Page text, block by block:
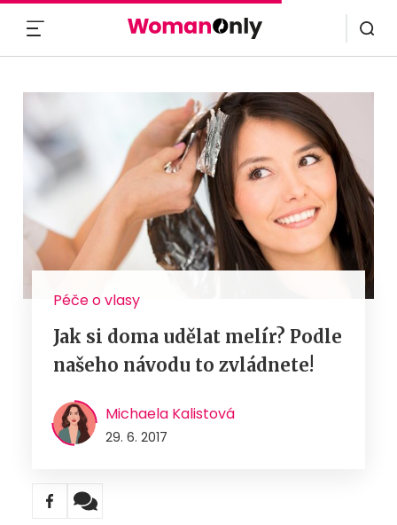
Péče o vlasy
Jak si doma udělat melír? Podle
našeho návodu to zvládnete!
Michaela Kalistová
29. 6. 2017